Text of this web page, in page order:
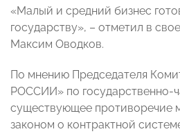
«Малый и средний бизнес
государству», – отметил в
Максим Оводков.
По мнению Председателя
РОССИИ» по государственно-
существующее противоречие
законом о контрактной